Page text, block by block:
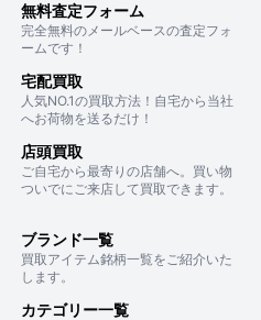
無料査定フォーム
完全無料のメールベースの査定フォ
ームです！
宅配買取
人気NO.1の買取方法！自宅から当社
へお荷物を送るだけ！
店頭買取
ご自宅から最寄りの店舗へ。買い物
ついでにご来店して買取できます。
ブランド一覧
買取アイテム銘柄一覧をご紹介いた
します。
カテゴリー一覧